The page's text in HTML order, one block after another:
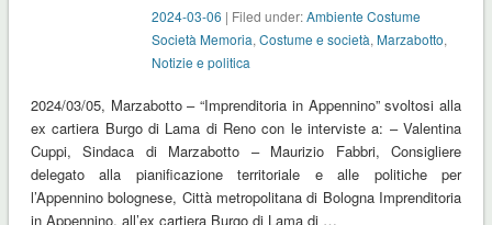
2024-03-06 | Filed under:Ambiente Costume
Società Memoria,Costume e società,Marzabotto,
Notizie e politica
2024/03/05, Marzabotto – “Imprenditoria in Appennino” svoltosi alla
ex cartiera Burgo di Lama di Reno con le interviste a: – Valentina
Cuppi, Sindaca di Marzabotto – Maurizio Fabbri, Consigliere
delegato alla pianificazione territoriale e alle politiche per
l’Appennino bolognese, Città metropolitana di Bologna Imprenditoria
in Appennino, all’ex cartiera Burgo di Lama di …